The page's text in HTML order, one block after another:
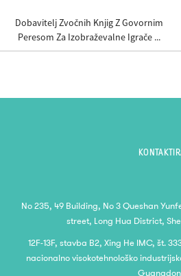
Dobavitelj Zvočnih Knjig Z Govornim
Peresom Za Izobraževalne Igrače ...
No 235, 49 Building, No 3 Queshan
street, Long Hua District,
12F-13F, stavba B2, Xing He IMC, št.
nacionalno visokotehnološko